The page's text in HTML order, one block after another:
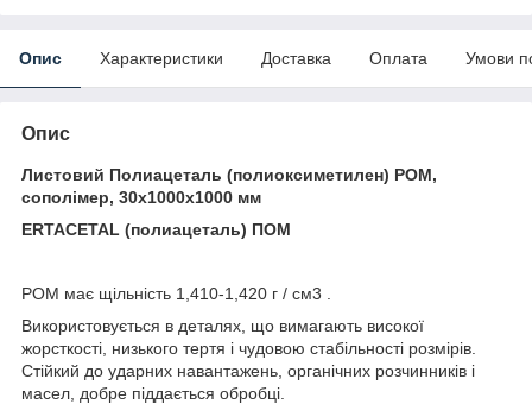
Опис Характеристики Доставка Оплата Умови
Опис
Листовий Полиацеталь (полиоксиметилен) POM,
сополімер, 30х1000х1000 мм
ERTACETAL (полиацеталь) ПОМ
POM має щільність 1,410-1,420 г / см3 .
Використовується в деталях, що вимагають високої
жорсткості, низького тертя і чудовою стабільності розмірів.
Стійкий до ударних навантажень, органічних розчинників і
масел, добре піддається обробці.